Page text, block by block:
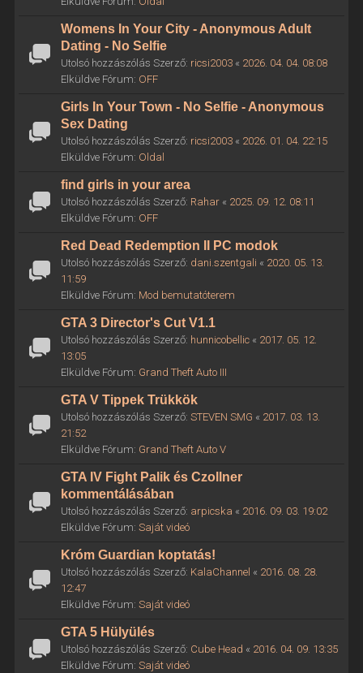
Womens In Your City - Anonymous Adult
Dating - No Selfie
Utolsó hozzászólás Szerző: ricsi2003« 2026. 04. 04. 08:08
Elküldve Fórum: OFF
Girls In Your Town - No Selfie - Anonymous
Sex Dating
Utolsó hozzászólás Szerző: ricsi2003« 2026. 01. 04. 22:15
Elküldve Fórum: Oldal
find girls in your area
Utolsó hozzászólás Szerző: Rahar« 2025. 09. 12. 08:11
Elküldve Fórum: OFF
Red Dead Redemption II PC modok
Utolsó hozzászólás Szerző: dani.szentgali « 2020. 05. 13.
11:59
Elküldve Fórum: Mod bemutatóterem
GTA 3 Director's Cut V1.1
Utolsó hozzászólás Szerző: hunnicobellic« 2017. 05. 12.
13:05
Elküldve Fórum: Grand Theft Auto III
GTA V Tippek Trükkök
Utolsó hozzászólás Szerző: STEVEN SMG « 2017. 03. 13.
21:52
Elküldve Fórum: Grand Theft Auto V
GTA IV Fight Palik és Czollner
kommentálásában
Utolsó hozzászólás Szerző: arpicska « 2016. 09. 03. 19:02
Elküldve Fórum: Saját videó
Króm Guardian koptatás!
Utolsó hozzászólás Szerző: KalaChannel « 2016. 08. 28.
12:47
Elküldve Fórum: Saját videó
GTA 5 Hülyülés
Utolsó hozzászólás Szerző: Cube Head « 2016. 04. 09. 13:35
Elküldve Fórum: Saját videó